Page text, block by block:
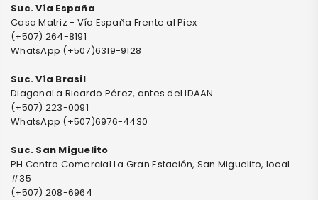
Suc. Vía España
Casa Matriz - Vía España Frente al Piex
(+507) 264-8191
WhatsApp (+507)6319-9128
Suc. Vía Brasil
Diagonal a Ricardo Pérez, antes del IDAAN
(+507) 223-0091
WhatsApp (+507)6976-4430
Suc. San Miguelito
PH Centro Comercial La Gran Estación, San Miguelito, local
#35
(+507) 208-6964